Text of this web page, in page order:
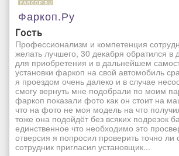
Фаркоп.Ру
Гость
Профессионализм и компетенция
желать лучшего, 30 декабря обратился
для приобретения и в дальнейшем
установки фаркоп на свой автомобиль
я проездом очень далеко и в случае
смогу вернуть мне подобрали по моим
фаркоп показали фото как он стоит на
что на фото не моя модель на что
тоже она подойдёт без всяких подрезок
единственное что необходимо это
отверсия я попросил проверить точно ли
сотрудник пригласил установщик...